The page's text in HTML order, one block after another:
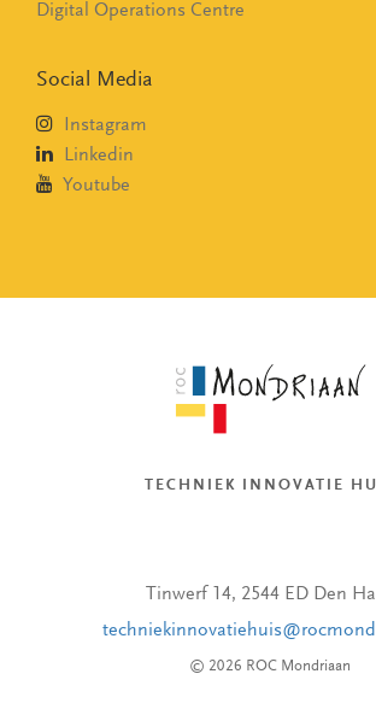
Digital Operations Centre
Social Media
Instagram
Linkedin
Youtube
TECHNIEK INNOVATIE
Tinwerf 14, 2544 ED Den
© 2026 ROC Mondriaan